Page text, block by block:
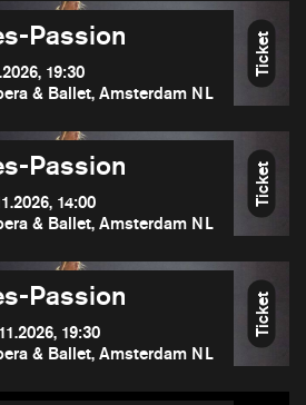
Passion
19:30
& Ballet, Amsterdam NL
Ticket
Passion
14:00
& Ballet, Amsterdam NL
Ticket
Passion
19:30
& Ballet, Amsterdam NL
Ticket